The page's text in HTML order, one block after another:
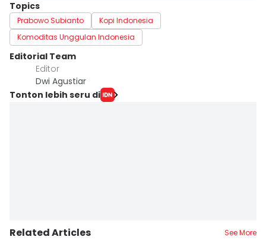
Topics
Prabowo Subianto
Kopi Indonesia
Komoditas Unggulan Indonesia
Editorial Team
Editor
Dwi Agustiar
Tonton lebih seru di
Related Articles See More